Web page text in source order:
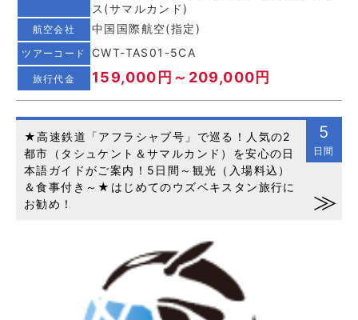
ス(サマルカンド)
航空会社 中国国際航空(指定)
ツアーコード CWT-TAS01-5CA
旅行代金 159,000円～209,000円
5
日間
★高速鉄道「アフラシャブ号」で巡る！人気の2
都市（タシュケント＆サマルカンド）を安心の日
本語ガイドがご案内！5日間～観光（入場料込）
＆食事付き～★はじめてのウズベキスタン旅行に
お勧め！